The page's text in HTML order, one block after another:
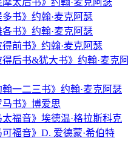
书》约翰·麦克阿瑟
书》约翰·麦克阿瑟
前书》约翰·麦克阿瑟
后书&犹大书》约翰·麦克
一二三书》约翰·麦克阿瑟
书》博爱思
福音》埃德温·格拉斯科克
福音》D. 爱德蒙·希伯特